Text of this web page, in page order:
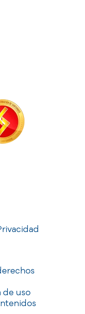
de uso